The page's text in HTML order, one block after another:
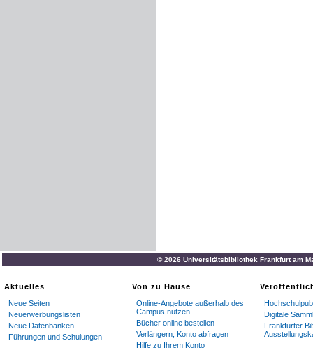
© 2026 Universitätsbibliothek Frankfurt am
Aktuelles
Neue Seiten
Neuerwerbungslisten
Neue Datenbanken
Führungen und Schulungen
Von zu Hause
Online-Angebote außerhalb des
Campus nutzen
Bücher online bestellen
Verlängern, Konto abfragen
Hilfe zu Ihrem Konto
Digitale
Frankfurter